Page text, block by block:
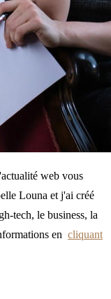
web vous
Louna et j'ai créé
tech, le business, la
en cliquant